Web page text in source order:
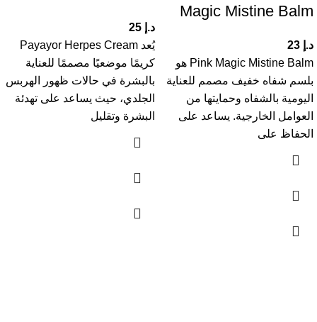
Magic Mistine Balm
د.إ
Pink Magic Mistine Balm هو
بلسم شفاه خفيف مصمم للعناية
اليومية بالشفاه وحمايتها من
العوامل الخارجية. يساعد على
الحفاظ على
د.إ
يُعد Payayor Herpes Cream
كريمًا موضعيًا مصممًا للعناية
بالبشرة في حالات ظهور الهربس
الجلدي، حيث يساعد على تهدئة
البشرة وتقليل